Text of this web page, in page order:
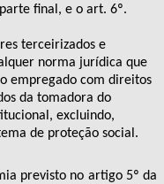
final, e o art. 6º.
terceirizados e
norma jurídica que
empregado com direitos
da tomadora do
excluindo,
de proteção social.
previsto no artigo 5º da